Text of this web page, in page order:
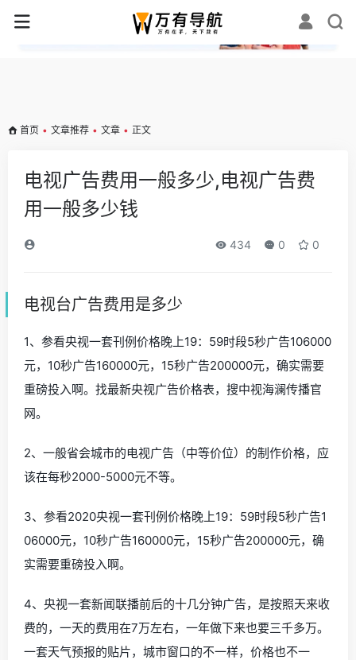
✕
首页 • 文章推荐 • 文章 • 正文
电视广告费用一般多少,电视广告费
用一般多少钱
434 0 0
电视台广告费用是多少
1、参看央视一套刊例价格晚上19：59时段5秒广告106000
元，10秒广告160000元，15秒广告200000元，确实需要
重磅投入啊。找最新央视广告价格表，搜中视海澜传播官
网。
2、一般省会城市的电视广告（中等价位）的制作价格，应
该在每秒2000-5000元不等。
3、参看2020央视一套刊例价格晚上19：59时段5秒广告1
06000元，10秒广告160000元，15秒广告200000元，确
实需要重磅投入啊。
4、央视一套新闻联播前后的十几分钟广告，是按照天来收
费的，一天的费用在7万左右，一年做下来也要三千多万。
一套天气预报的贴片，城市窗口的不一样，价格也不一